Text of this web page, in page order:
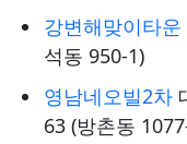
강변해맞이타운
석동 950-1)
영남네오빌2차
63 (방촌동